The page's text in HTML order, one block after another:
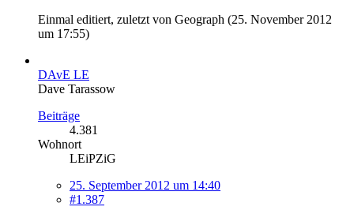
Einmal editiert, zuletzt von Geograph (25. November 2012
um 17:55)
DAvE LE
Dave Tarassow
Beiträge
4.381
Wohnort
LEiPZiG
25. September 2012 um 14:40
#1.387